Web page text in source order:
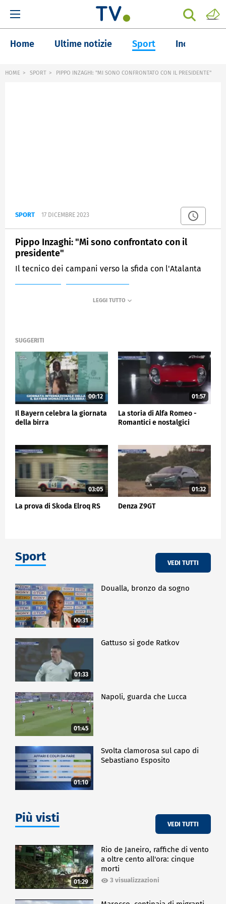
Home Ultime notizie Sport Inchieste
HOME SPORT PIPPO INZAGHI: "MI SONO CONFRONTATO CON IL PRESIDENTE"
SPORT 17 DICEMBRE 2023
Pippo Inzaghi: "Mi sono confrontato con il
presidente"
Il tecnico dei campani verso la sfida con l'Atalanta
SUGGERITI
00:12
Il Bayern celebra la giornata
della birra
01:57
La storia di Alfa Romeo -
Romantici e nostalgici
03:05
La prova di Skoda Elroq RS
01:32
Denza Z9GT
Sport VEDI TUTTI
00:31
Doualla, bronzo da sogno
01:33
Gattuso si gode Ratkov
01:45
Napoli, guarda che Lucca
01:10
Svolta clamorosa sul capo di
Sebastiano Esposito
Più visti VEDI TUTTI
01:29
Rio de Janeiro, raffiche di vento
a oltre cento all'ora: cinque
morti
3 visualizzazioni